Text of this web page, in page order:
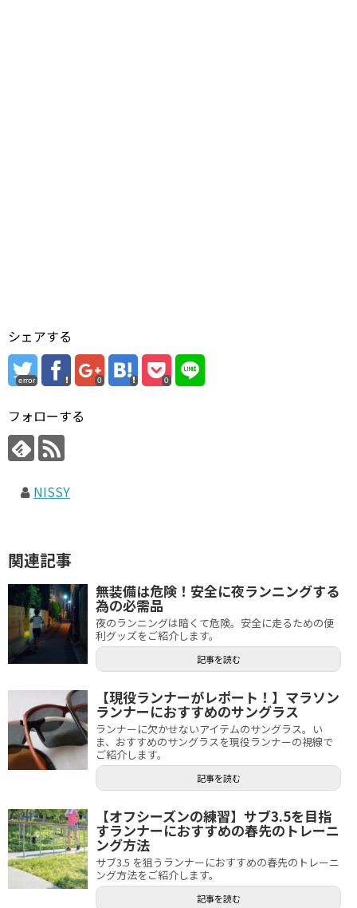
シェアする
error 0 0
フォローする
NISSY
関連記事
無装備は危険！安全に夜ランニングする
為の必需品
夜のランニングは暗くて危険。安全に走るための便
利グッズをご紹介します。
記事を読む
【現役ランナーがレポート！】マラソン
ランナーにおすすめのサングラス
ランナーに欠かせないアイテムのサングラス。い
ま、おすすめのサングラスを現役ランナーの視線で
ご紹介します。
記事を読む
【オフシーズンの練習】サブ3.5を目指
すランナーにおすすめの春先のトレーニ
ング方法
サブ3.5 を狙うランナーにおすすめの春先のトレーニ
ング方法をご紹介します。
記事を読む